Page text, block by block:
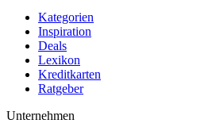
Kategorien
Inspiration
Deals
Lexikon
Kreditkarten
Ratgeber
Unternehmen